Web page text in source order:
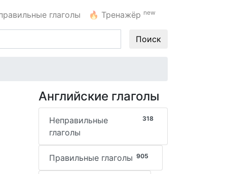
глаголы 🔥 Тренажёр new
Поиск
Английские глаголы
318
Неправильные
глаголы
905
Правильные глаголы